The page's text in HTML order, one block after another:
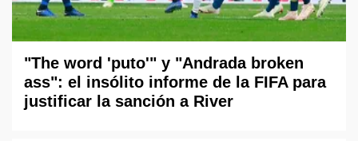
"The word 'puto'" y "Andrada broken
ass": el insólito informe de la FIFA para
justificar la sanción a River